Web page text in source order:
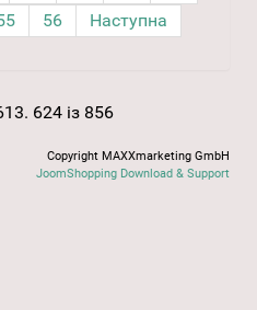
56
Наступна
624 із 856
Copyright MAXXmarketing GmbH
JoomShopping Download & Support